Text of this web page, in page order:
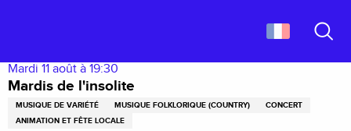
principal
Mardi 11 août à 19:30
Mardis de l'insolite
MUSIQUE DE VARIÉTÉ MUSIQUE FOLKLORIQUE (COUNTRY)
CONCERT
ANIMATION ET FÊTE LOCALE